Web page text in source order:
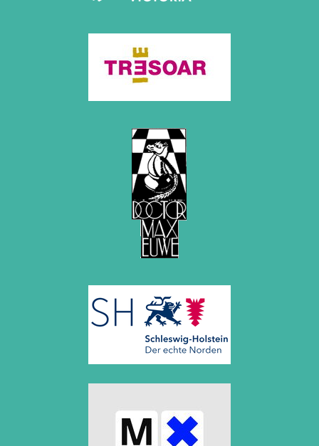
Juni 2009 (1 Eintrag)
Februar 2009 (1 Eintrag)
Oktober 2008 (2 Einträge)
September 2008 (2 Einträge)
August 2008 (3 Einträge)
Oktober 2007 (1 Eintrag)
September 2007 (2 Einträge)
Juli 2007 (3 Einträge)
Juni 2007 (6 Einträge)
Februar 2007 (1 Eintrag)
Dezember 2006 (4 Einträge)